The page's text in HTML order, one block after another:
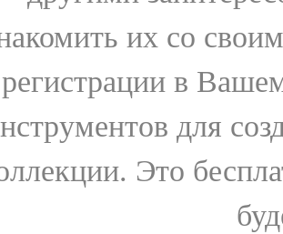
их со
регистрации в
для
Это